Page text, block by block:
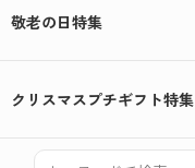
敬老の日特集
クリスマスプチギフト特集